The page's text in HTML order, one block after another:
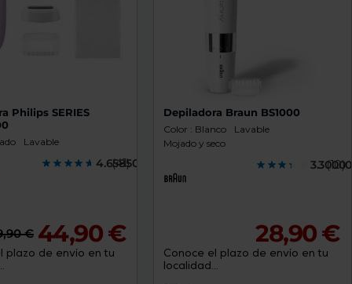
Philips SERIES
Lavable
4.6585000
(41)
€ 44,90 €
plazo de envío en tu
Depiladora Braun BS1000
Color : Blanco
Lavable
Mojado y seco
(10)
28,90 €
Conoce el plazo de envío en tu
localidad...